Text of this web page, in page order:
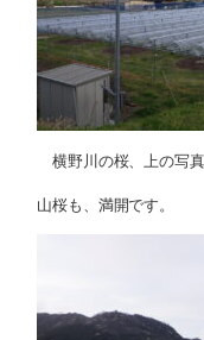
横野川の桜、上の写
山桜も、満開です。